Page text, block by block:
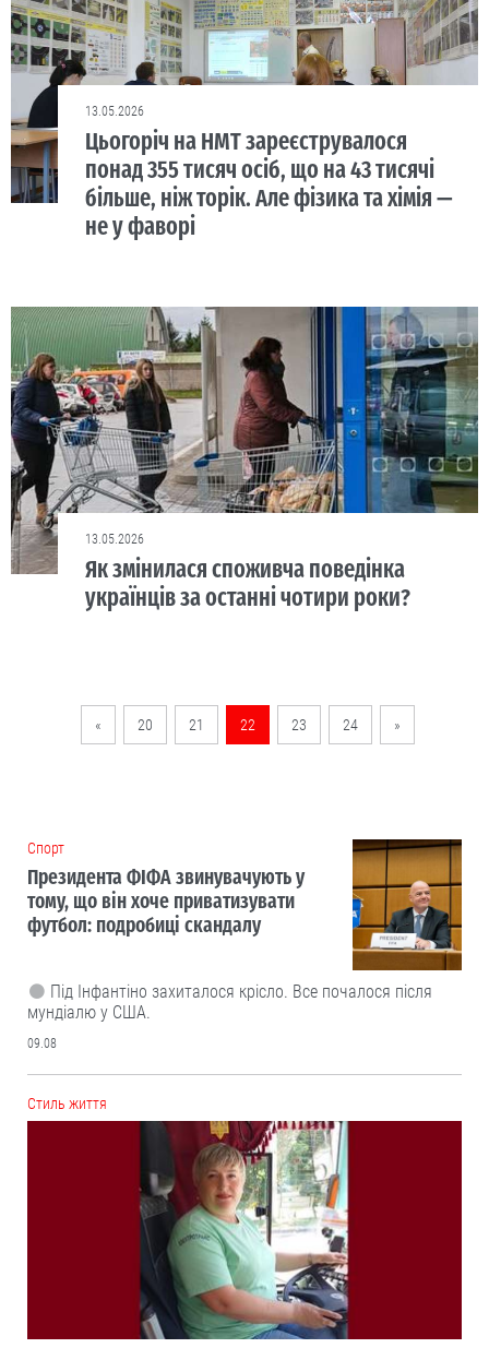
13.05.2026
Цьогоріч на НМТ зареєструвалося
понад 355 тисяч осіб, що на 43 тисячі
більше, ніж торік. Але фізика та хімія —
не у фаворі
13.05.2026
Як змінилася споживча поведінка
українців за останні чотири роки?
« 20 21 22 23 24 »
Cпорт
Президента ФІФА звинувачують у
тому, що він хоче приватизувати
футбол: подробиці скандалу
Під Інфантіно захиталося крісло. Все почалося після
мундіалю у США.
09.08
Cтиль життя